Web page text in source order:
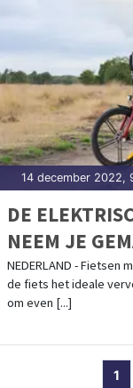
14 december 2022,
DE
NEEM JE
NEDERLAND - Fietsen
de fiets het ideale
om even [...]
1